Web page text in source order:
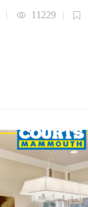
11229